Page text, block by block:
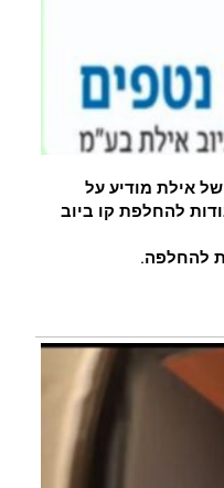
של אילת מודיע על
להחלפת קו ביוב
להחלפה.